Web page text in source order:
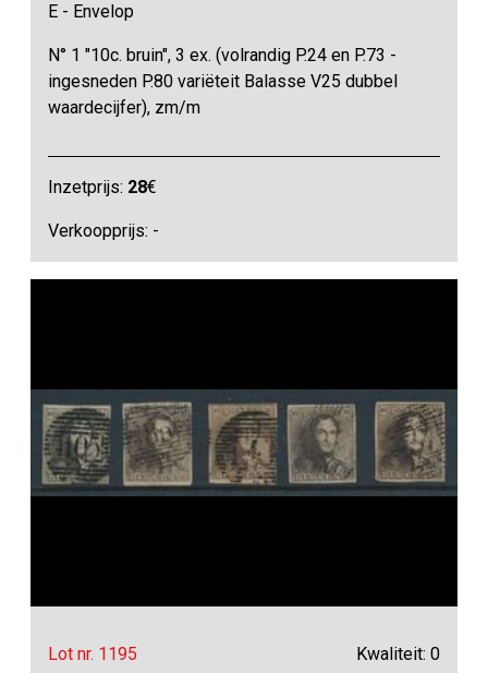
E - Envelop
N° 1 "10c. bruin", 3 ex. (volrandig P.24 en P.73 -
ingesneden P.80 variëteit Balasse V25 dubbel
waardecijfer), zm/m
Inzetprijs: 28€
Verkoopprijs: -
Lot nr. 1195 Kwaliteit: 0